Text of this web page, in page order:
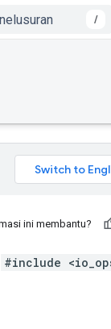
/
ini membantu?
#include